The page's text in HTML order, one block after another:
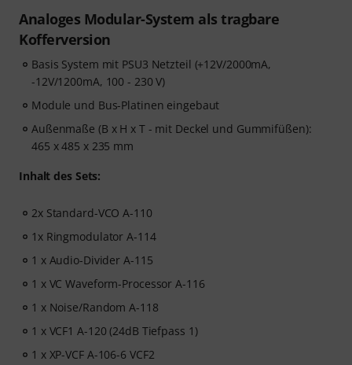
Analoges Modular-System als tragbare
Kofferversion
Basis System mit PSU3 Netzteil (+12V/2000mA,
-12V/1200mA, 100 - 230 V)
Module und Bus-Platinen eingebaut
Außenmaße (B x H x T - mit Deckel und Gummifüßen):
465 x 485 x 235 mm
Inhalt des Sets:
2x Standard-VCO A-110
1x Ringmodulator A-114
1 x Audio-Divider A-115
1 x VC Waveform-Processor A-116
1 x Noise/Random A-118
1 x VCF1 A-120 (24dB Tiefpass 1)
1 x XP-VCF A-106-6 VCF2